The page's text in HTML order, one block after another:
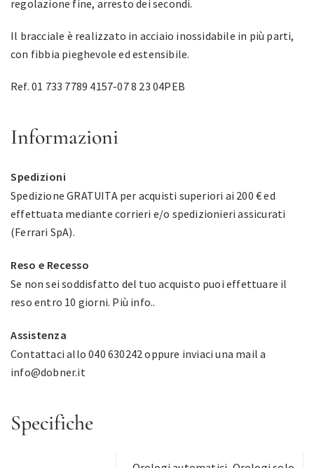
regolazione fine, arresto dei secondi.
Il bracciale è realizzato in acciaio inossidabile in più parti,
con fibbia pieghevole ed estensibile.
Ref. 01 733 7789 4157-07 8 23 04PEB
Informazioni
Spedizioni
Spedizione GRATUITA per acquisti superiori ai 200 € ed
effettuata mediante corrieri e/o spedizionieri assicurati
(Ferrari SpA).
Reso e Recesso
Se non sei soddisfatto del tuo acquisto puoi effettuare il
reso entro 10 giorni. Più info..
Assistenza
Contattaci allo 040 630242 oppure inviaci una mail a
info@dobner.it
Specifiche